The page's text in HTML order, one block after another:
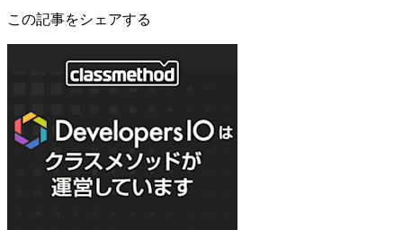
この記事をシェアする